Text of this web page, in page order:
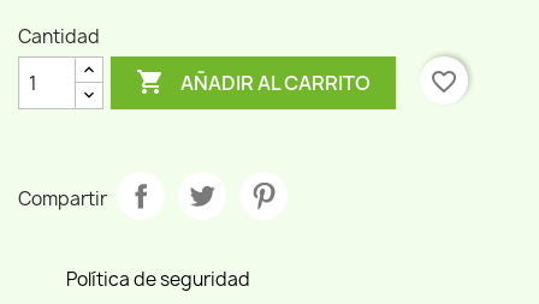
Cantidad
 AÑADIR AL CARRITO favorite_border
Compartir
Política de seguridad